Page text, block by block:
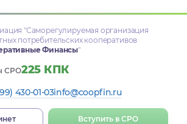
"Саморегулируемая организация
потребительских кооперативов
Финансы"
СРО225 КПК
430-01-03info@coopfin.ru
Вступить в СРО